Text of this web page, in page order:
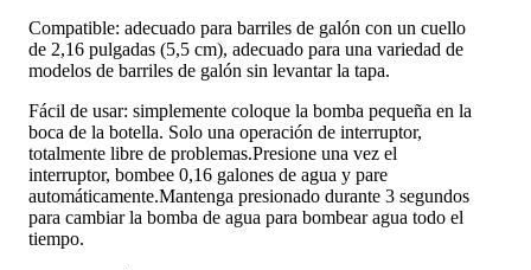
Compatible: adecuado para barriles de galón con un cuello
de 2,16 pulgadas (5,5 cm), adecuado para una variedad de
modelos de barriles de galón sin levantar la tapa.
Fácil de usar: simplemente coloque la bomba pequeña en la
boca de la botella. Solo una operación de interruptor,
totalmente libre de problemas.Presione una vez el
interruptor, bombee 0,16 galones de agua y pare
automáticamente.Mantenga presionado durante 3 segundos
para cambiar la bomba de agua para bombear agua todo el
tiempo.